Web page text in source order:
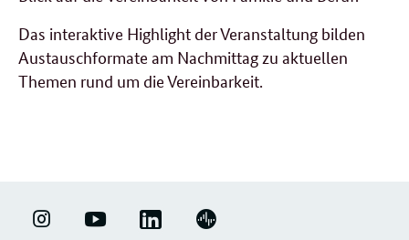
Das interaktive Highlight der Veranstaltung bilden
Austauschformate am Nachmittag zu aktuellen
Themen rund um die Vereinbarkeit.
ERFOLGSFAKTOR
YOUTUBE LINKEDIN PODIGEE